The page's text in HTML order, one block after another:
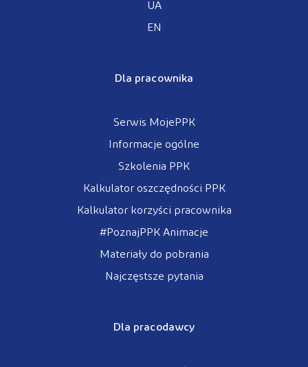
UA
EN
Dla pracownika
Serwis MojePPK
Informacje ogólne
Szkolenia PPK
Kalkulator oszczędności PPK
Kalkulator korzyści pracownika
#PoznajPPK Animacje
Materiały do pobrania
Najczęstsze pytania
Dla pracodawcy